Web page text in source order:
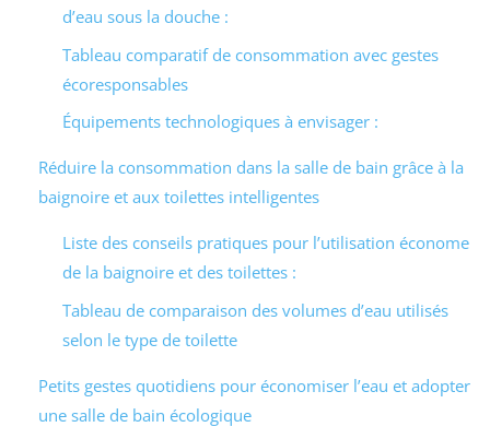
d’eau sous la douche :
Tableau comparatif de consommation avec gestes
écoresponsables
Équipements technologiques à envisager :
Réduire la consommation dans la salle de bain grâce à la
baignoire et aux toilettes intelligentes
Liste des conseils pratiques pour l’utilisation économe
de la baignoire et des toilettes :
Tableau de comparaison des volumes d’eau utilisés
selon le type de toilette
Petits gestes quotidiens pour économiser l’eau et adopter
une salle de bain écologique